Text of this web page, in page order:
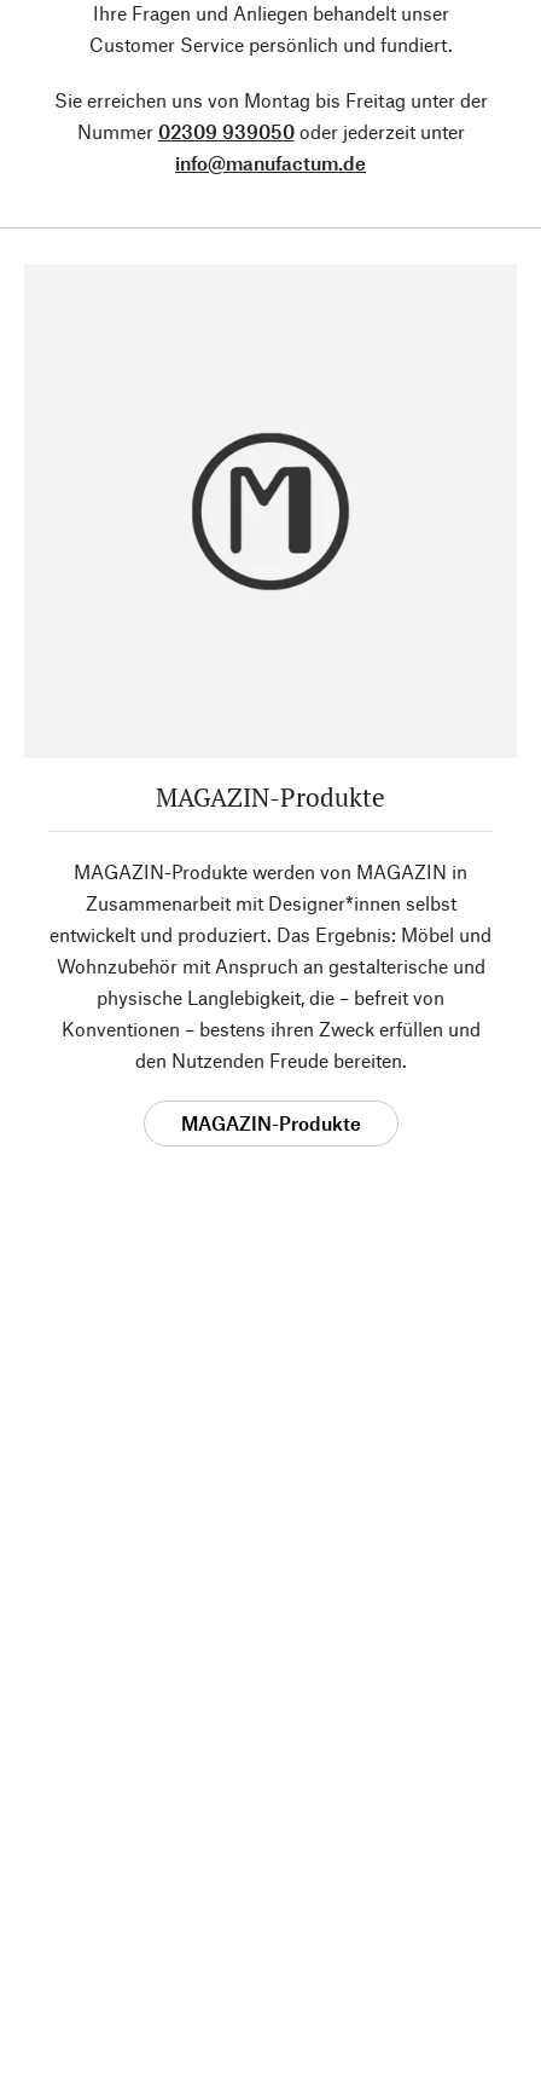
Ihre Fragen und Anliegen behandelt unser
Customer Service persönlich und fundiert.
Sie erreichen uns von Montag bis Freitag unter der
Nummer 02309 939050oder jederzeit unter
info@manufactum.de
MAGAZIN-Produkte
MAGAZIN-Produkte werden von MAGAZIN in
Zusammenarbeit mit Designer*innen selbst
entwickelt und produziert. Das Ergebnis: Möbel und
Wohnzubehör mit Anspruch an gestalterische und
physische Langlebigkeit, die – befreit von
Konventionen – bestens ihren Zweck erfüllen und
den Nutzenden Freude bereiten.
MAGAZIN-Produkte